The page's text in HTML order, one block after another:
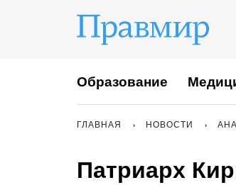
Образование
ГЛАВНАЯ НОВОСТИ
Патриарх